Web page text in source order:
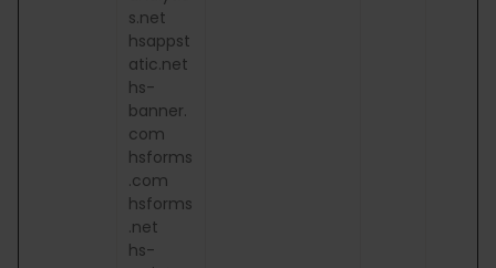
s.net
hsappst
atic.net
hs-
banner.
com
hsforms
.com
hsforms
.net
hs-